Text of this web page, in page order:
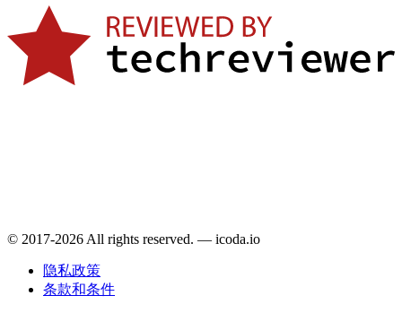
© 2017-2026 All rights reserved. — icoda.io
隐私政策
条款和条件